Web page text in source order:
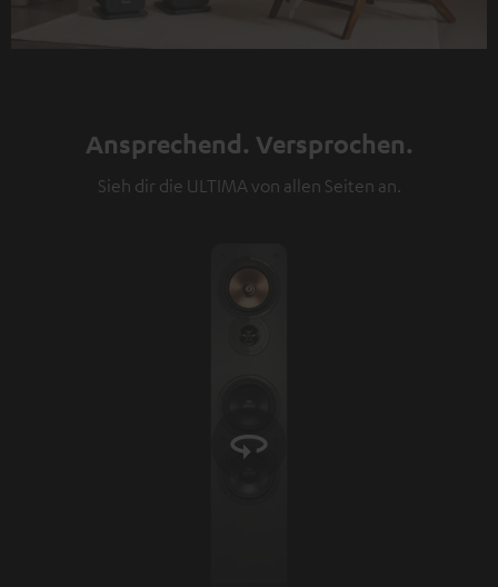
Ansprechend. Versprochen.
Sieh dir die ULTIMA von allen Seiten an.